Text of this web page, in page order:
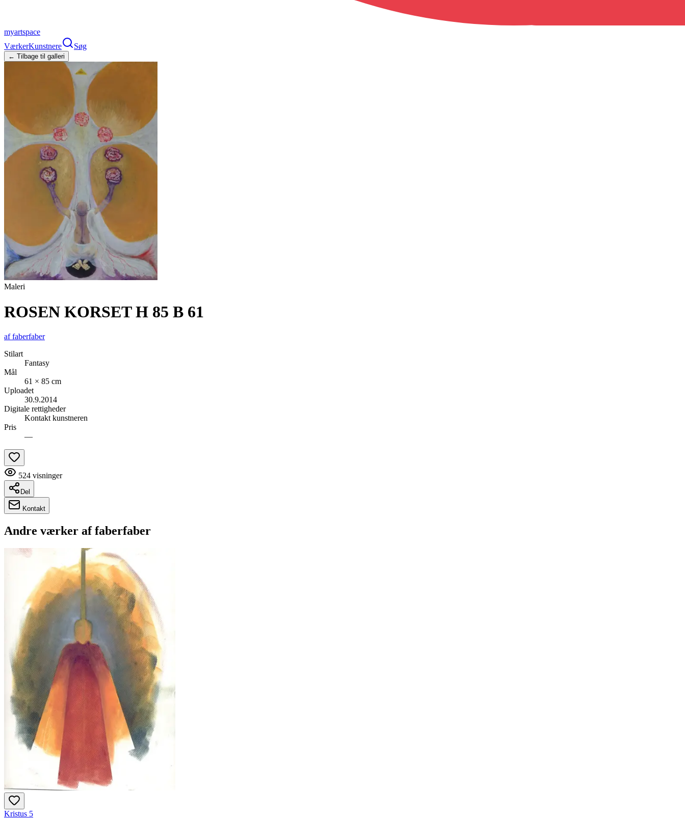
myartspace
VærkerKunstnere Søg
← Tilbage til galleri
Maleri
ROSEN KORSET H 85 B 61
affaberfaber
Stilart
Fantasy
Mål
61 × 85 cm
Uploadet
30.9.2014
Digitale rettigheder
Kontakt kunstneren
Pris
—
524 visninger
Del
Kontakt
Andre værker affaberfaber
Kristus 5